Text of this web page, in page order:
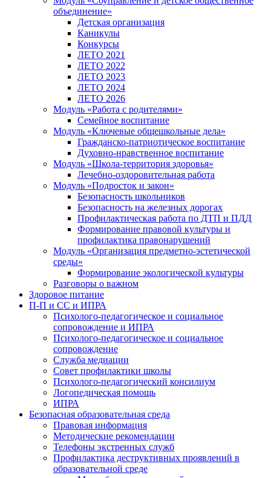
объединение»
Детская организация
Каникулы
Конкурсы
ЛЕТО 2021
ЛЕТО 2022
ЛЕТО 2023
ЛЕТО 2024
ЛЕТО 2026
Модуль «Работа с родителями»
Семейное воспитание
Модуль «Ключевые общешкольные дела»
Гражданско-патриотическое воспитание
Духовно-нравственное воспитание
Модуль «Школа-территория здоровья»
Лечебно-оздоровительная работа
Модуль «Подросток и закон»
Безопасность школьников
Безопасность на железных дорогах
Профилактическая работа по ДТП и ПДД
Формирование правовой культуры и
профилактика правонарушений
Модуль «Организация предметно-эстетической
среды»
Формирование экологической культуры
Разговоры о важном
Здоровое питание
П-П и СС и ИПРА
Психолого-педагогическое и социальное
сопровождение и ИПРА
Психолого-педагогическое и социальное
сопровождение
Служба медиации
Совет профилактики школы
Психолого-педагогический консилиум
Логопедическая помощь
ИПРА
Безопасная образовательная среда
Правовая информация
Методические рекомендации
Телефоны экстренных служб
Профилактика деструктивных проявлений в
образовательной среде